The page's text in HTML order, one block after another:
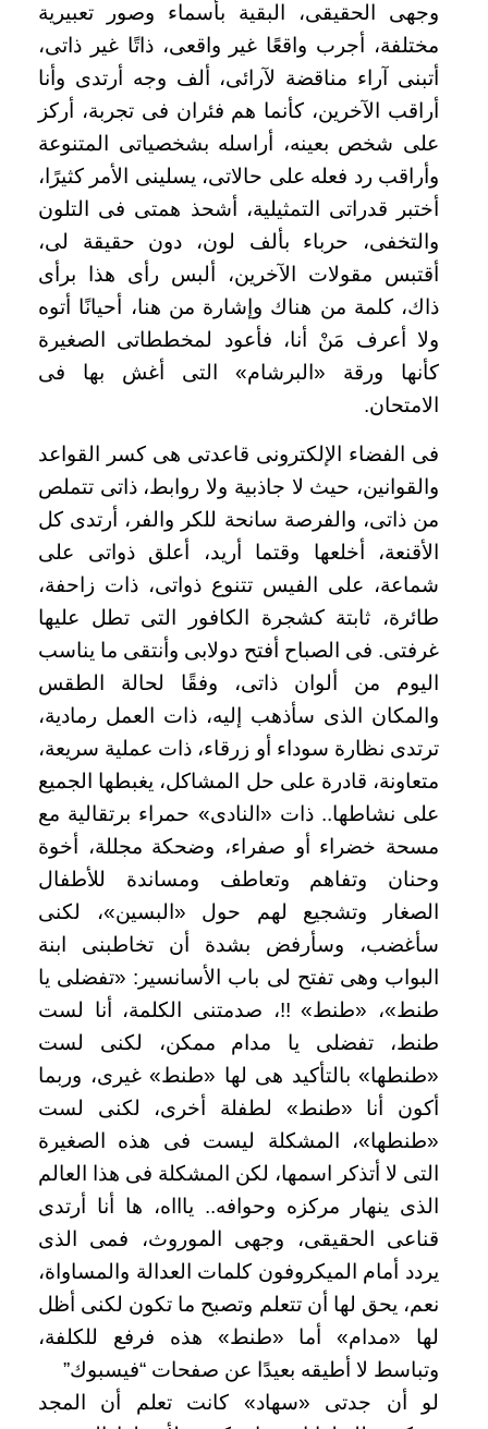
وجهى الحقيقى، البقية بأسماء وصور تعبيرية
مختلفة، أجرب واقعًا غير واقعى، ذاتًا غير ذاتى،
أتبنى آراء مناقضة لآرائى، ألف وجه أرتدى وأنا
أراقب الآخرين، كأنما هم فئران فى تجربة، أركز
على شخص بعينه، أراسله بشخصياتى المتنوعة
وأراقب رد فعله على حالاتى، يسلينى الأمر كثيرًا،
أختبر قدراتى التمثيلية، أشحذ همتى فى التلون
والتخفى، حرباء بألف لون، دون حقيقة لى،
أقتبس مقولات الآخرين، ألبس رأى هذا برأى
ذاك، كلمة من هناك وإشارة من هنا، أحيانًا أتوه
ولا أعرف مَنْ أنا، فأعود لمخططاتى الصغيرة
كأنها ورقة «البرشام» التى أغش بها فى
الامتحان.
فى الفضاء الإلكترونى قاعدتى هى كسر القواعد
والقوانين، حيث لا جاذبية ولا روابط، ذاتى تتملص
من ذاتى، والفرصة سانحة للكر والفر، أرتدى كل
الأقنعة، أخلعها وقتما أريد، أعلق ذواتى على
شماعة، على الفيس تتنوع ذواتى، ذات زاحفة،
طائرة، ثابتة كشجرة الكافور التى تطل عليها
غرفتى. فى الصباح أفتح دولابى وأنتقى ما يناسب
اليوم من ألوان ذاتى، وفقًا لحالة الطقس
والمكان الذى سأذهب إليه، ذات العمل رمادية،
ترتدى نظارة سوداء أو زرقاء، ذات عملية سريعة،
متعاونة، قادرة على حل المشاكل، يغبطها الجميع
على نشاطها.. ذات «النادى» حمراء برتقالية مع
مسحة خضراء أو صفراء، وضحكة مجللة، أخوة
وحنان وتفاهم وتعاطف ومساندة للأطفال
الصغار وتشجيع لهم حول «البسين»، لكنى
سأغضب، وسأرفض بشدة أن تخاطبنى ابنة
البواب وهى تفتح لى باب الأسانسير: «تفضلى يا
طنط»، «طنط» !!، صدمتنى الكلمة، أنا لست
طنط، تفضلى يا مدام ممكن، لكنى لست
«طنطها» بالتأكيد هى لها «طنط» غيرى، وربما
أكون أنا «طنط» لطفلة أخرى، لكنى لست
«طنطها»، المشكلة ليست فى هذه الصغيرة
التى لا أتذكر اسمها، لكن المشكلة فى هذا العالم
الذى ينهار مركزه وحوافه.. ياااه، ها أنا أرتدى
قناعى الحقيقى، وجهى الموروث، فمى الذى
يردد أمام الميكروفون كلمات العدالة والمساواة،
نعم، يحق لها أن تتعلم وتصبح ما تكون لكنى أظل
لها «مدام» أما «طنط» هذه فرفع للكلفة،
وتباسط لا أطيقه بعيدًا عن صفحات “فيسبوك”
لو أن جدتى «سهاد» كانت تعلم أن المجد